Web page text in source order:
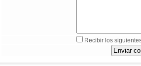
Recibir los